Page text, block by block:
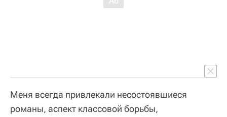
Меня всегда привлекали несостоявшиеся
романы, аспект классовой борьбы,